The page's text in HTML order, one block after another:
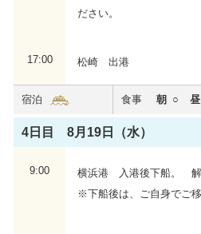
ださい。
17:00 松崎 出港
宿泊 食事 朝 昼
4日目 8月19日（水）
9:00
横浜港 入港後下船。 解
※下船後は、ご自身でご移